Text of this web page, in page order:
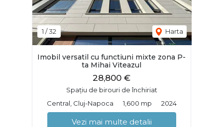
1 /32 Harta
Imobil versatil cu functiuni mixte zona P-
ta Mihai Viteazul
28,800 €
Spațiu de birouri de închiriat
Central, Cluj-Napoca
1,600 mp 2024
Vezi mai multe detalii